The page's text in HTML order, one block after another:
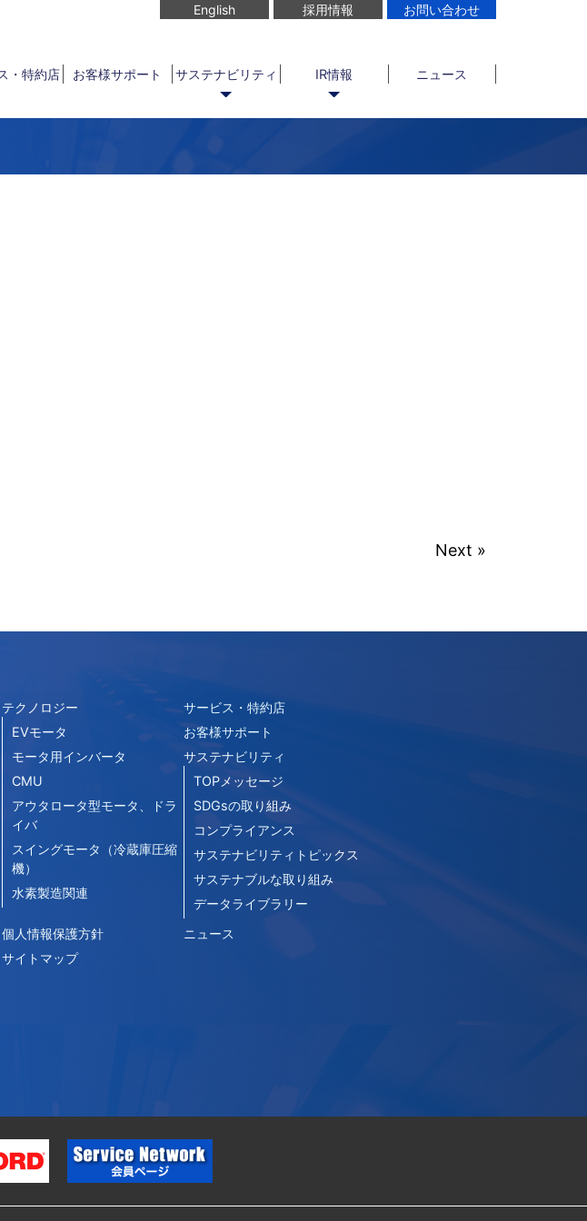
English 採用情報 お問い合わせ
・特約店 お客様サポート サステナビリティ IR情報 ニュース
Next »
テクノロジー
EVモータ
モータ用インバータ
CMU
アウタロータ型モータ、ドラ
イバ
スイングモータ（冷蔵庫圧縮
機）
水素製造関連
サービス・特約店
お客様サポート
サステナビリティ
TOPメッセージ
SDGsの取り組み
コンプライアンス
サステナビリティトピックス
サステナブルな取り組み
データライブラリー
個人情報保護方針
ニュース
サイトマップ